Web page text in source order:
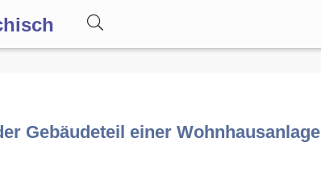
Gebäudeteil einer Wohnhausanlage